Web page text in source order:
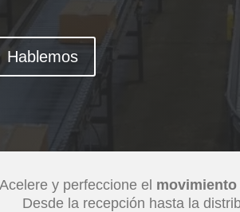
Hablemos
Acelere y perfeccione el
Desde la recepción hasta la